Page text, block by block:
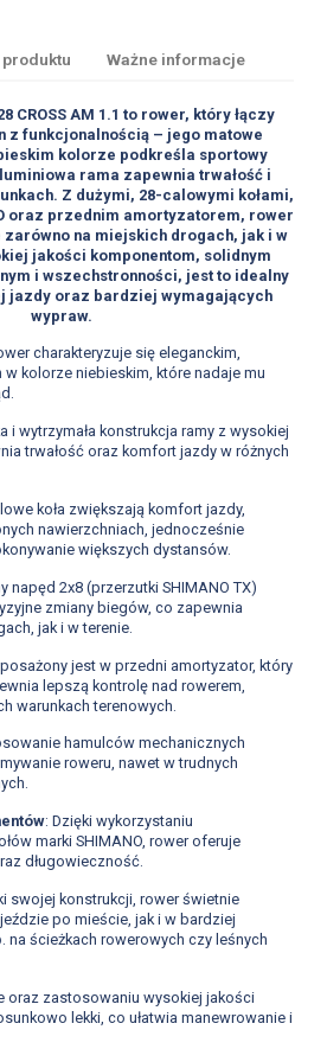
produktu Ważne informacje
28 CROSS AM 1.1 to rower, który łączy
z funkcjonalnością – jego matowe
kolorze podkreśla sportowy
rama zapewnia trwałość i
Z dużymi, 28-calowymi kołami,
oraz przednim amortyzatorem, rower
na miejskich drogach, jak i w
jakości komponentom, solidnym
i wszechstronności, jest to idealny
jazdy oraz bardziej wymagających
wypraw.
charakteryzuje się eleganckim,
kolorze niebieskim, które nadaje mu
i wytrzymała konstrukcja ramy z wysokiej
trwałość oraz komfort jazdy w różnych
koła zwiększają komfort jazdy,
nawierzchniach, jednocześnie
większych dystansów.
napęd 2x8 (przerzutki SHIMANO TX)
zmiany biegów, co zapewnia
jak i w terenie.
jest w przedni amortyzator, który
lepszą kontrolę nad rowerem,
warunkach terenowych.
hamulców mechanicznych
roweru, nawet w trudnych
: Dzięki wykorzystaniu
marki SHIMANO, rower oferuje
długowieczność.
swojej konstrukcji, rower świetnie
po mieście, jak i w bardziej
na ścieżkach rowerowych czy leśnych
oraz zastosowaniu wysokiej jakości
lekki, co ułatwia manewrowanie i